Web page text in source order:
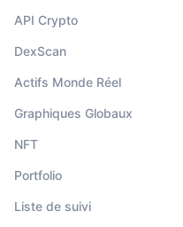
API Crypto
DexScan
Actifs Monde Réel
Graphiques Globaux
NFT
Portfolio
Liste de suivi